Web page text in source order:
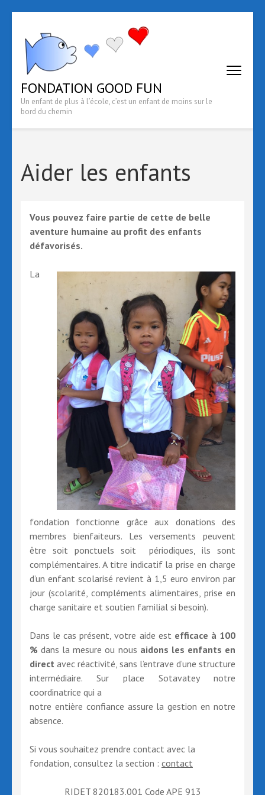
contenu
(Pressez
Entrée)
FONDATION GOOD FUN
Un enfant de plus à l’école, c’est un enfant de moins sur le
bord du chemin
Aider les enfants
Vous pouvez faire partie de cette de belle
aventure humaine au profit des enfants
défavorisés.
La
fondation fonctionne grâce aux donations des
membres bienfaiteurs. Les versements peuvent
être soit ponctuels soit périodiques, ils sont
complémentaires. A titre indicatif la prise en charge
d’un enfant scolarisé revient à 1,5 euro environ par
jour (scolarité, compléments alimentaires, prise en
charge sanitaire et soutien familial si besoin).
Dans le cas présent, votre aide est efficace à 100
% dans la mesure ou nous aidons les enfants en
direct avec réactivité, sans l’entrave d’une structure
intermédiaire. Sur place Sotavatey notre
coordinatrice qui a
notre entière confiance assure la gestion en notre
absence.
Si vous souhaitez prendre contact avec la
fondation, consultez la section : contact
RIDET 820183.001 Code APE 913